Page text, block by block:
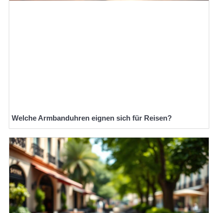
Welche Armbanduhren eignen sich für Reisen?